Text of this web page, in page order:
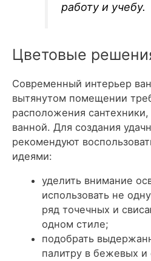
работу и учебу.
Цветовые
Современный интерьер
вытянутом помещении
расположения
ванной. Для создания
рекомендуют
идеями:
уделить внимание
использовать не
ряд точечных и
одном стиле;
подобрать
палитру в бежевых и